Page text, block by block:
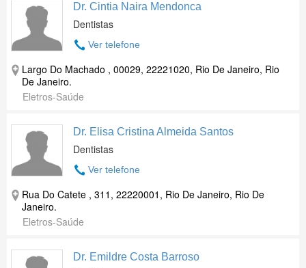
Dr. Cintia Naira Mendonca
Dentistas
Ver telefone
Largo Do Machado , 00029, 22221020, Rio De Janeiro, Rio
De Janeiro.
Eletros-Saúde
Dr. Elisa Cristina Almeida Santos
Dentistas
Ver telefone
Rua Do Catete , 311, 22220001, Rio De Janeiro, Rio De
Janeiro.
Eletros-Saúde
Dr. Emildre Costa Barroso